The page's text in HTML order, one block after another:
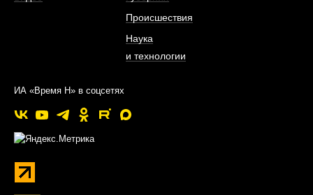
Происшествия
Наука
и технологии
ИА «Время Н» в соцсетях